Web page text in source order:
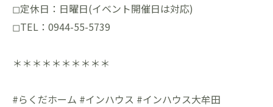
◻︎定休日：日曜日(イベント開催日は対応)
◻︎TEL：0944-55-5739
＊＊＊＊＊＊＊＊＊＊
#らくだホーム #インハウス #インハウス大牟田